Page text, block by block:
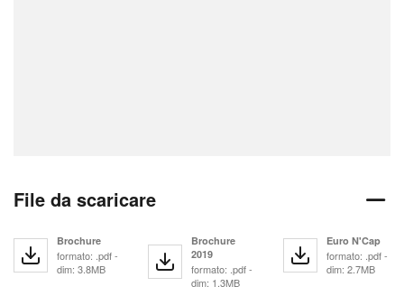
File da scaricare
Brochure
formato: .pdf -
dim: 3.8MB
Brochure
2019
formato: .pdf -
dim: 1.3MB
Euro N'Cap
formato: .pdf -
dim: 2.7MB